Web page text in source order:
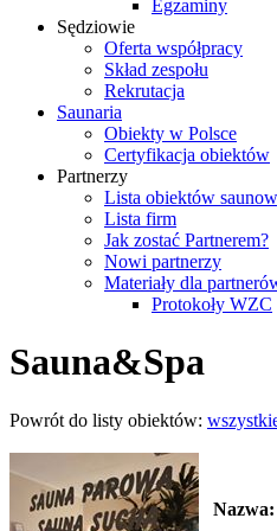
Egzaminy
Sędziowie
Oferta współpracy
Skład zespołu
Rekrutacja
Saunaria
Obiekty w Polsce
Certyfikacja obiektów
Partnerzy
Lista obiektów
Lista firm
Jak zostać Partnerem?
Nowi partnerzy
Materiały dla
Protokoły WZC
Sauna&Spa
Powrót do listy obiektów:
Nazwa: